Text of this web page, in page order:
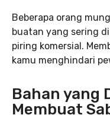
Beberapa orang
buatan yang sering
piring komersial.
kamu menghindari
Bahan yang
Membuat